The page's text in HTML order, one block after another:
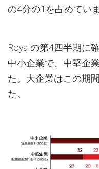
の4分の1を占めていま
Royalの第4四半期に
中小企業で、中堅企
た。大企業はこの期
た。